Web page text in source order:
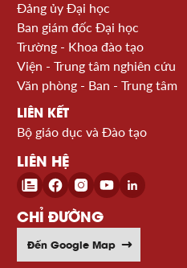
Đảng ủy Đại học
Ban giám đốc Đại học
Trường - Khoa đào tạo
Viện - Trung tâm nghiên cứu
Văn phòng - Ban - Trung tâm
LIÊN KẾT
Bộ giáo dục và Đào tạo
LIÊN HỆ
CHỈ ĐƯỜNG
Đến Google Map